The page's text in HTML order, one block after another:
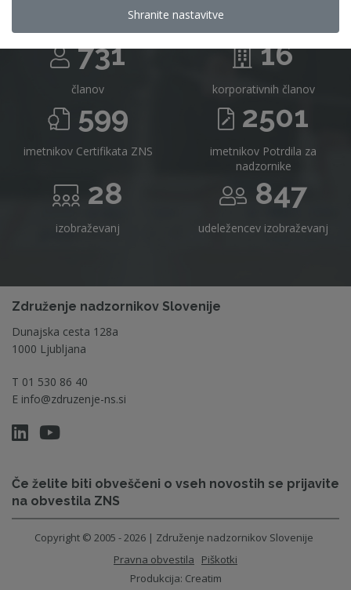
731
članov
16
korporativnih članov
599
imetnikov Certifikata ZNS
2501
imetnikov Potrdila za
nadzornike
28
izobraževanj
847
udeležencev izobraževanj
Združenje nadzornikov Slovenije
Dunajska cesta 128a
1000 Ljubljana
T 01 530 86 40
E info@zdruzenje-ns.si
Če želite biti obveščeni o vseh novostih se prijavite
na obvestila ZNS
Copyright © 2005 - 2026 | Združenje nadzornikov Slovenije
Pravna obvestila
Piškotki
Produkcija: Creatim
Shranite nastavitve